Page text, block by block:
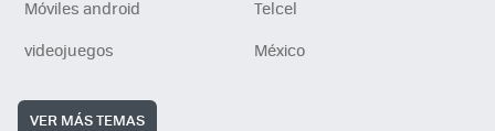
Móviles android
Telcel
videojuegos
México
VER MÁS TEMAS